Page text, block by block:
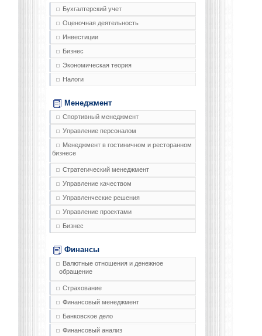
Бухгалтерский учет
Оценочная деятельность
Инвестиции
Бизнес
Экономическая теория
Налоги
Менеджмент
Спортивный менеджмент
Управление персоналом
Менеджмент в гостиничном и ресторанном
бизнесе
Стратегический менеджмент
Управление качеством
Управленческие решения
Управление проектами
Бизнес
Финансы
Валютные отношения и денежное
обращение
Страхование
Финансовый менеджмент
Банковское дело
Финансовый анализ